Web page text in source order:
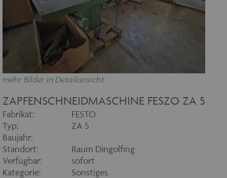
mehr Bilder in Detailansicht
ZAPFENSCHNEIDMASCHINE FESZO ZA 5
Fabrikat:
FESTO
Typ:
ZA 5
Baujahr:
Standort:
Raum Dingolfing
Verfügbar:
sofort
Kategorie:
Sonstiges